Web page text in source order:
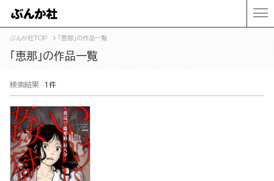
ぶんか社TOP 「恵那」の作品一覧
「恵那」の作品一覧
検索結果 1件